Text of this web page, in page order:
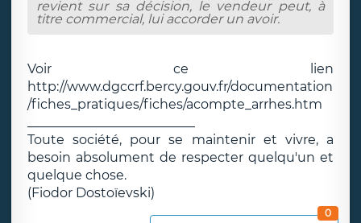
revient sur sa décision, le vendeur peut, à
titre commercial, lui accorder un avoir.
Voir ce lien
http://www.dgccrf.bercy.gouv.fr/documentation
/fiches_pratiques/fiches/acompte_arrhes.htm
Toute société, pour se maintenir et vivre, a
besoin absolument de respecter quelqu'un et
quelque chose.
(Fiodor Dostoïevski)
0